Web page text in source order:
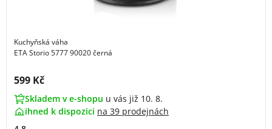
Kuchyňská váha
ETA Storio 5777 90020 černá
Cena s DPH:
599 Kč
Skladem v e-shopu u vás již 10. 8.
ihned k dispozici na 39 prodejnách